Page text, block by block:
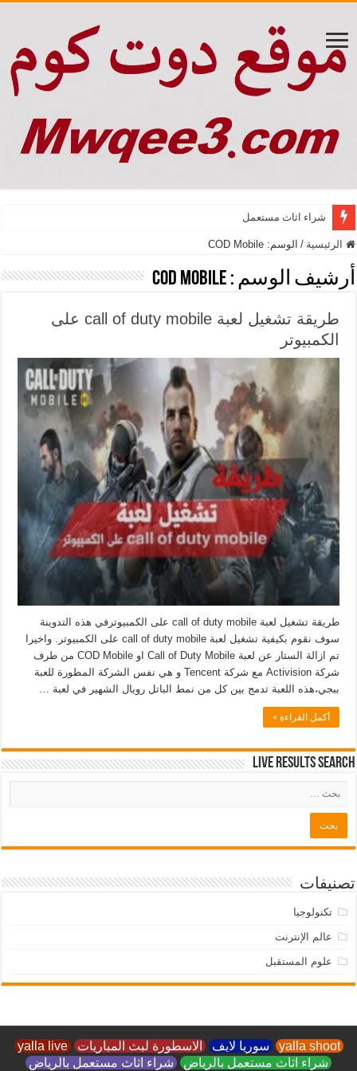
شراء اثاث مستعمل
الرئيسية / الوسم:COD Mobile
أرشيف الوسم : COD Mobile
طريقة تشغيل لعبة call of duty mobile على
الكمبيوتر
طريقة تشغيل لعبة call of duty mobile على الكمبيوترفي هذه التدوينة
سوف نقوم بكيفية تشغيل لعبة call of duty mobile على الكمبيوتر. واخيرا
تم ازالة الستار عن لعبة Call of Duty Mobile او COD Mobile من طرف
شركة Activision مع شركة Tencent و هي نفس الشركة المطورة للعبة
ببجي،هذه اللعبة تدمج بين كل من نمط الباتل رويال الشهير في لعبة …
أكمل القراءة »
Live Results Search
تصنيفات
تكنولوجيا
عالم الإنترنت
علوم المستقبل
yalla shoot سوريا لايف الاسطورة لبث المباريات yalla live
شراء اثاث مستعمل بالرياض شراء اثاث مستعمل بالرياض